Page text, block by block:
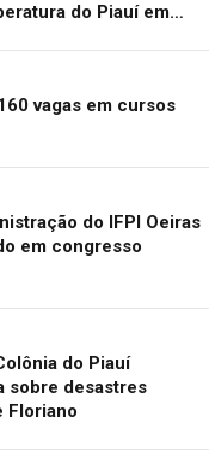
do Piauí em
vagas em cursos
do IFPI Oeiras
em congresso
do Piauí
sobre desastres
Floriano